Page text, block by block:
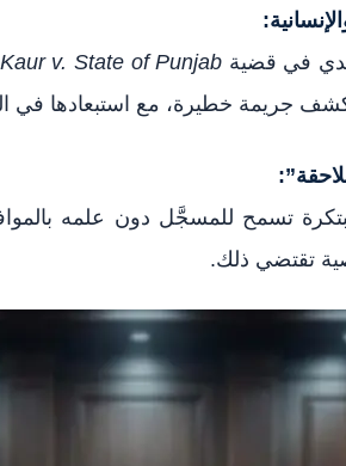
في قضية v. State of Punjab
جريمة خطيرة، مع استبعادها في
تسمح للمسجَّل دون علمه
تقتضي ذلك.